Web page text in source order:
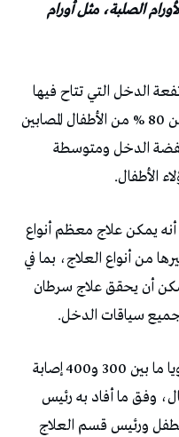
الصلبة، مثل أورام
الدخل التي تتاح فيها
عموما خدمات شاملة، يشفى أكثر من 80 % من الأطفال المصابين
الدخل ومتوسطة
يمكن علاج معظم أنواع
من أنواع العلاج، بما في
أن يحقق علاج سرطان
جميع سياقات الدخل.
وفي ما يخص تونس فإنها تسّجل سنويا ما بين 300 و400 إصابة
وفق ما أفاد به رئيس
ورئيس قسم العلاج